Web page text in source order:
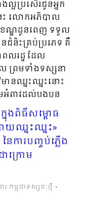
ល្អប្រសើរជូនអ្នក
ះ លោកអភិបាល
លខណ្ឌដូនពេញ ទទួល
ជំនិះគ្រប់ប្រភេទ គឺ
លរដ្ឋ ដែល
ព្រមទាំងទស្សនា
ានឈ្នះឈ្នះនោះ
ពាវដល់បងប្អូន
លេងកំសាន្ត និង
យទាំងអស់គ្នា ឲ្យ
ចាប់ពីថ្ងៃទី២៩…
ងពិធីសម្ពោធ
យឈ្នះឈ្នះ»
ការបញ្ចប់ភ្លើង
ាក្រោម
រ កម្ពុជាទស្សនៈថ្មី